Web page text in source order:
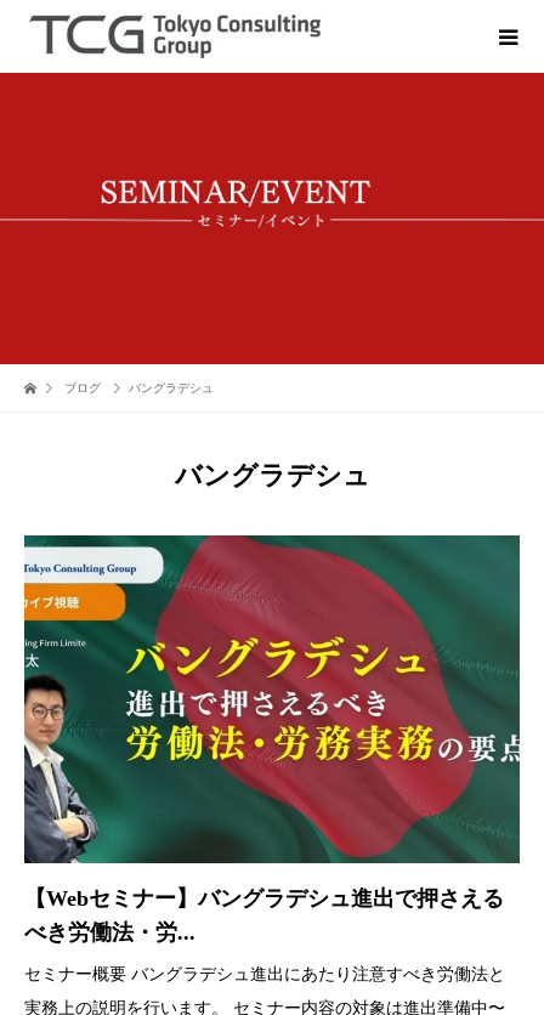
ブログ バングラデシュ
バングラデシュ
【Webセミナー】バングラデシュ進出で押さえる
べき労働法・労...
セミナー概要 バングラデシュ進出にあたり注意すべき労働法と
実務上の説明を行います。 セミナー内容の対象は進出準備中〜